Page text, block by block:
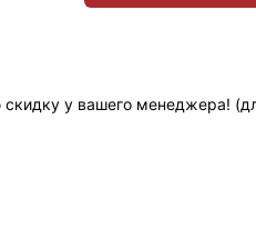
скидку у вашего менеджера!